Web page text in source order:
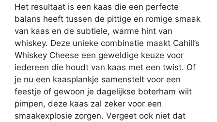
Het resultaat is een kaas die een perfecte
balans heeft tussen de pittige en romige smaak
van kaas en de subtiele, warme hint van
whiskey. Deze unieke combinatie maakt Cahill’s
Whiskey Cheese een geweldige keuze voor
iedereen die houdt van kaas met een twist. Of
je nu een kaasplankje samenstelt voor een
feestje of gewoon je dagelijkse boterham wilt
pimpen, deze kaas zal zeker voor een
smaakexplosie zorgen. Vergeet ook niet dat